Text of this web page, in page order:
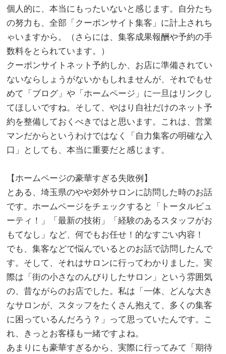
個人的に、本当にもったいないと感じます。自分たち
の努力も、全部「クーポンサイト集客」に計上されち
ゃいますから。（さらには、集客成果報酬や予約の手
数料をとられています。）
クーポンサイトネット予約しか、お店に準備されてい
ないならしょうがないかもしれませんが、それでもせ
めて「ブログ」や「ホームページ」に一旦はリンクし
てほしいですね。そして、やはり自社だけのネット予
約を整備しておくべきではと思います。これは、営業
マンだからというわけではなく「自力集客の明確な入
口」としても、本当に重要だと感じます。
【ホームページの豪華すぎる失敗例】
とある、埼玉県のやや郊外サロンに訪問した時のお話
です。ホームページをチェックすると「トータルビュ
ーティ！」「最新の技術」「経験のあるスタッフがお
もてなし」など、何でもお任せ！的なすごい内容！
でも、集客などで悩んでいるとのお話で訪問したんで
す。そして、それはサロンに行ってわかりました。実
際は「街の小さなのんびりしたサロン」という雰囲気
の、昔ながらのお店でした。私は「一体、どんな大き
なサロンが、スタッフをたくさん抱えて、多くの集客
に困っているんだろう？」って思っていたんです。こ
れ、きっとお客様も一緒ですよね。
あまりにも豪華すぎるから、実際に行ってみて「期待